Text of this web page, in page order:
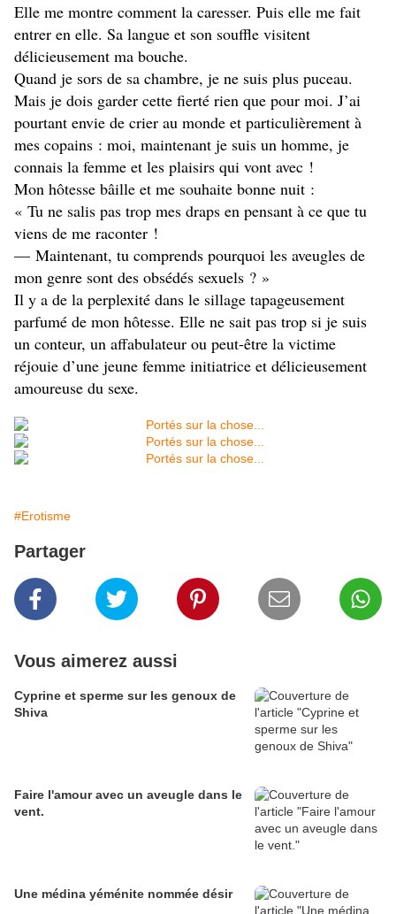
Elle me montre comment la caresser. Puis elle me fait
entrer en elle. Sa langue et son souffle visitent
délicieusement ma bouche.
Quand je sors de sa chambre, je ne suis plus puceau.
Mais je dois garder cette fierté rien que pour moi. J’ai
pourtant envie de crier au monde et particulièrement à
mes copains : moi, maintenant je suis un homme, je
connais la femme et les plaisirs qui vont avec !
Mon hôtesse bâille et me souhaite bonne nuit :
« Tu ne salis pas trop mes draps en pensant à ce que tu
viens de me raconter !
— Maintenant, tu comprends pourquoi les aveugles de
mon genre sont des obsédés sexuels ? »
Il y a de la perplexité dans le sillage tapageusement
parfumé de mon hôtesse. Elle ne sait pas trop si je suis
un conteur, un affabulateur ou peut-être la victime
réjouie d’une jeune femme initiatrice et délicieusement
amoureuse du sexe.
#Erotisme
Partager
Vous aimerez aussi
Cyprine et sperme sur les genoux de
Shiva
Faire l'amour avec un aveugle dans le
vent.
Une médina yéménite nommée désir